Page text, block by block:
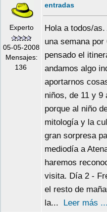
Experto
05-05-2008
Mensajes:
136
entradas
Hola a todos/
una semana
pensado el
andamos algo
aportarnos
niños, de 11 y 9
porque al niño
mitología y la
gran sorpresa
mediodía a
haremos
visita. Día 2 -
el resto de
la...
Leer más ...